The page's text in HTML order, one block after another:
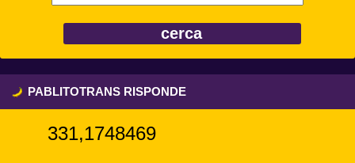
PABLITOTRANS RISPONDE
331,1748469